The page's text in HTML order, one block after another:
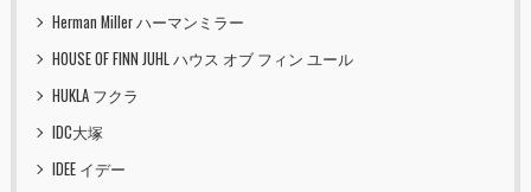
Herman Miller ハーマンミラー
HOUSE OF FINN JUHL ハウス オブ フィン ユール
HUKLA フクラ
IDC大塚
IDEE イデー